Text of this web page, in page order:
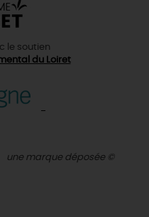
le soutien
du Loiret
une marque déposée ©